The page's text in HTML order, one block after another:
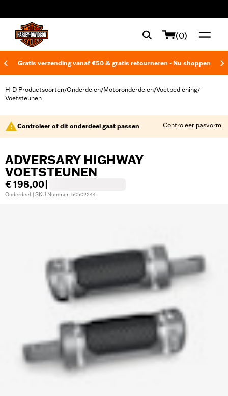
(0)
Gratis verzending vanaf €50 & gratis retourneren - Nu shoppen
H-D Productsoorten/Onderdelen/Motoronderdelen/Voetbediening/
Voetsteunen
Controleer of dit onderdeel gaat passen Controleer pasvorm
ADVERSARY HIGHWAY
VOETSTEUNEN
€ 198,00
Onderdeel | SKU Nummer: 50502244